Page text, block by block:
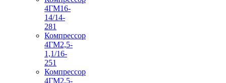
4ГМ16-
14/14-
281
Компрессор
4ГМ2,5-
1,1/16-
251
Компрессор
4ГМ2,5-